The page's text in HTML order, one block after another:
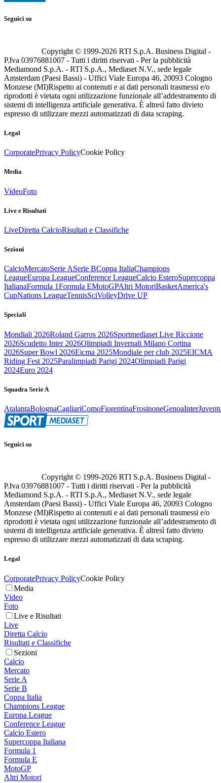
Seguici su
Copyright © 1999-2026 RTI S.p.A. Business Digital -
P.Iva 03976881007 - Tutti i diritti riservati - Per la pubblicità
Mediamond S.p.A. - RTI S.p.A., Mediaset N.V., sede legale
Amsterdam (Paesi Bassi) - Uffici Viale Europa 46, 20093 Cologno
Monzese (MI)Rispetto ai contenuti e ai dati personali trasmessi e/o
riprodotti è vietata ogni utilizzazione funzionale all’addestramento di
sistemi di intelligenza artificiale generativa. È altresì fatto divieto
espresso di utilizzare mezzi automatizzati di data scraping.
Legal
CorporatePrivacy PolicyCookie Policy
Media
VideoFoto
Live e Risultati
LiveDiretta CalcioRisultati e Classifiche
Sezioni
CalcioMercatoSerie ASerie BCoppa ItaliaChampions
LeagueEuropa LeagueConference LeagueCalcio EsteroSupercoppa
ItalianaFormula 1Formula EMotoGPAltri MotoriBasketAmerica's
CupNations LeagueTennisSciVolleyDrive UP
Speciali
Mondiali 2026Roland Garros 2026Sportmediaset Live Riccione
2026Scudetto Inter 2026Olimpiadi Invernali Milano Cortina
2026Super Bowl 2026Eicma 2025Mondiale per club 2025EICMA
Riding Fest 2025Paralimpiadi Parigi 2024Olimpiadi Parigi
2024Euro 2024
Squadra Serie A
AtalantaBolognaCagliariComoFiorentinaFrosinoneGenoaInter
Seguici su
Copyright © 1999-2026 RTI S.p.A. Business Digital -
P.Iva 03976881007 - Tutti i diritti riservati - Per la pubblicità
Mediamond S.p.A. - RTI S.p.A., Mediaset N.V., sede legale
Amsterdam (Paesi Bassi) - Uffici Viale Europa 46, 20093 Cologno
Monzese (MI)Rispetto ai contenuti e ai dati personali trasmessi e/o
riprodotti è vietata ogni utilizzazione funzionale all’addestramento di
sistemi di intelligenza artificiale generativa. È altresì fatto divieto
espresso di utilizzare mezzi automatizzati di data scraping.
Legal
CorporatePrivacy PolicyCookie Policy
Media
Video
Foto
Live e Risultati
Live
Diretta Calcio
Risultati e Classifiche
Sezioni
Calcio
Mercato
Serie A
Serie B
Coppa Italia
Champions League
Europa League
Conference League
Calcio Estero
Supercoppa Italiana
Formula 1
Formula E
MotoGP
Altri Motori